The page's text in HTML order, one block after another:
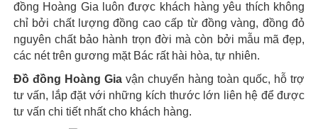
đồng Hoàng Gia luôn được khách hàng yêu thích không
chỉ bởi chất lượng đồng cao cấp từ đồng vàng, đồng đỏ
nguyên chất bảo hành trọn đời mà còn bởi mẫu mã đẹp,
các nét trên gương mặt Bác rất hài hòa, tự nhiên.
Đồ đồng Hoàng Giavận chuyển hàng toàn quốc, hỗ trợ
tư vấn, lắp đặt với những kích thước lớn liên hệ để được
tư vấn chi tiết nhất cho khách hàng.